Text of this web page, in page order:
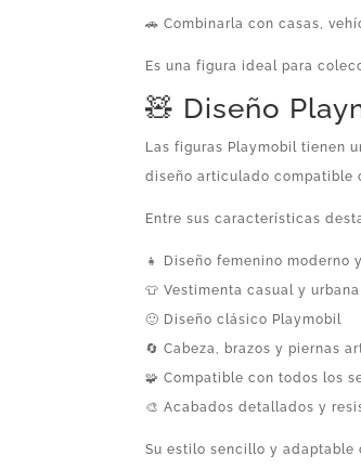
🚗 Combinarla con casas,
Es una figura ideal para
🧸 Diseño
Las figuras Playmobil tienen
diseño articulado compatible
Entre sus características
👧 Diseño femenino moderno
👕 Vestimenta casual y urbana
🙂 Diseño clásico Playmobil
🔄 Cabeza, brazos y piernas
🧩 Compatible con todos los
🎨 Acabados detallados y
Su estilo sencillo y adaptable